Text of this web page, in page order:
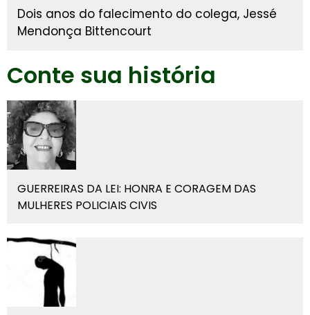
Dois anos do falecimento do colega, Jessé
Mendonça Bittencourt
Conte sua história
GUERREIRAS DA LEI: HONRA E CORAGEM DAS
MULHERES POLICIAIS CIVIS